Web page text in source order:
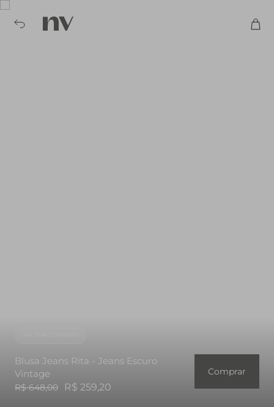
Blusa Jeans Rita - Jeans Escuro
Vintage
R$ 648,00 R$ 259,20
Comprar